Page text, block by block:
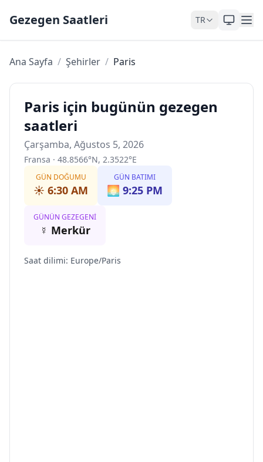
Gezegen Saatleri TR
Ana Sayfa / Şehirler / Paris
Paris için bugünün gezegen
saatleri
Çarşamba, Ağustos 5, 2026
Fransa · 48.8566°N, 2.3522°E
GÜN DOĞUMU
☀️ 6:30 AM
GÜN BATIMI
🌅 9:25 PM
GÜNÜN GEZEGENI
☿ Merkür
Saat dilimi: Europe/Paris